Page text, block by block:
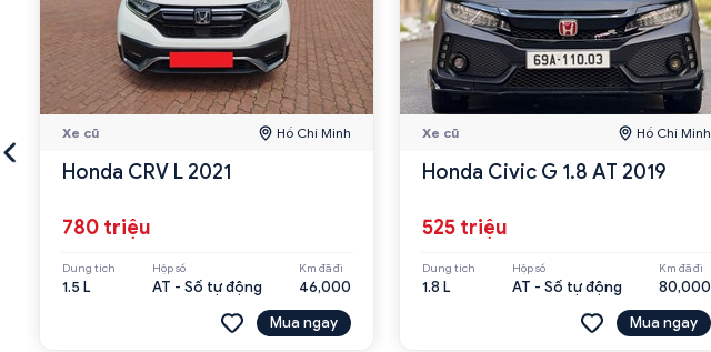
Xe cũ Hồ Chí Minh
Honda CRV L 2021
780 triệu
Dung tích
1.5 L
Hộp số
AT - Số tự động
Km đã đi
46,000
Mua ngay
Xe cũ Hồ Chí Minh
Honda Civic G 1.8 AT 2019
525 triệu
Dung tích
1.8 L
Hộp số
AT - Số tự động
Km đã đi
80,000
Mua ngay